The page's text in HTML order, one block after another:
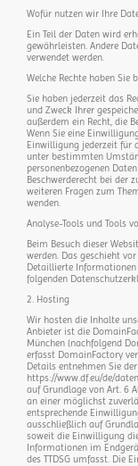
Wofür nutzen wir Ihre
Ein Teil der Daten wird
gewährleisten. Andere
verwendet werden.
Welche Rechte haben Sie
Sie haben jederzeit das
und Zweck Ihrer
außerdem ein Recht, die
Wenn Sie eine
Einwilligung jederzeit für
unter bestimmten
personenbezogenen
Beschwerderecht bei der
weiteren Fragen zum
wenden.
Analyse-Tools und Tools
Beim Besuch dieser
werden. Das geschieht
Detaillierte Informationen
folgenden
2. Hosting
Wir hosten die Inhalte
Anbieter ist die
München (nachfolgend
erfasst DomainFactory
Details entnehmen Sie
https://www.df.eu/de/
auf Grundlage von Art. 6
an einer möglichst
entsprechende
ausschließlich auf
soweit die Einwilligung
Informationen im
des TTDSG umfasst. Die